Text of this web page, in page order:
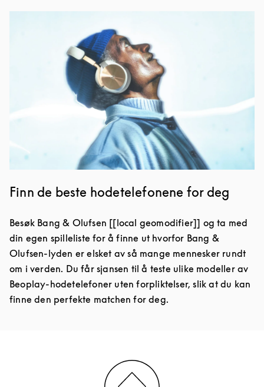
Finn de beste hodetelefonene for deg
Besøk Bang & Olufsen [[local geomodifier]] og ta med
din egen spilleliste for å finne ut hvorfor Bang &
Olufsen-lyden er elsket av så mange mennesker rundt
om i verden. Du får sjansen til å teste ulike modeller av
Beoplay-hodetelefoner uten forpliktelser, slik at du kan
finne den perfekte matchen for deg.